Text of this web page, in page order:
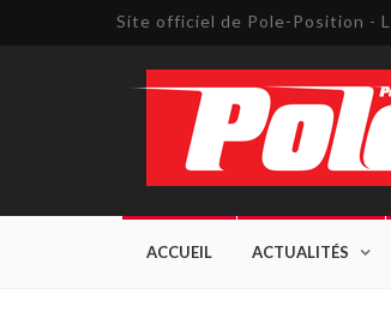
Site officiel de Pole-Position -
ACCUEIL ACTUALITÉS